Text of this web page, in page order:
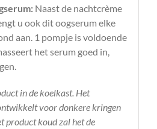
Naast de nachtcrème
u ook dit oogserum elke
aan. 1 pompje is voldoende
het serum goed in,
in de koelkast. Het
voor donkere kringen
product koud zal het de